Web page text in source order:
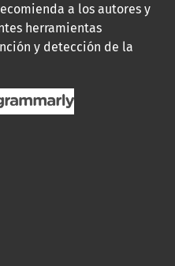
a los autores y
herramientas
y detección de la